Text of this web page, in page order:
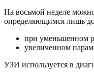
На восьмой неделе
определяющимся лишь
при уменьшенном
увеличенном
УЗИ используется в